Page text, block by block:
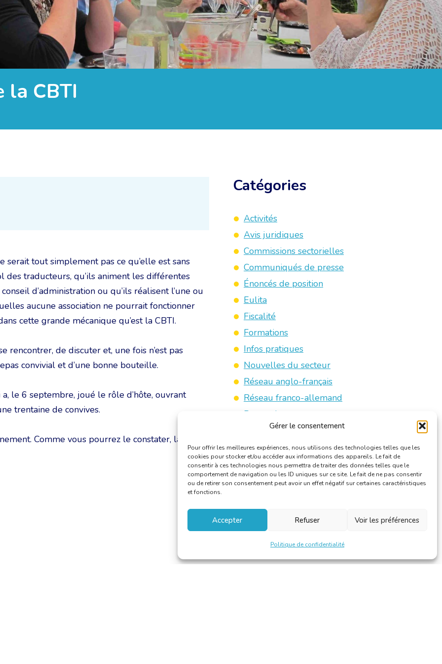
Gérer le consentement
Pour offrir les meilleures expériences, nous utilisons des technologies telles que les
cookies pour stocker et/ou accéder aux informations des appareils. Le fait de
consentir à ces technologies nous permettra de traiter des données telles que le
comportement de navigation ou les ID uniques sur ce site. Le fait de ne pas consentir
ou de retirer son consentement peut avoir un effet négatif sur certaines caractéristiques
et fonctions.
Accepter Refuser Voir les préférences
Politique de confidentialité
la CBTI
tout simplement pas ce qu’elle est sans
des traducteurs, qu’ils animent les différentes
d’administration ou qu’ils réalisent l’une ou
aucune association ne pourrait fonctionner
cette grande mécanique qu’est la CBTI.
rencontrer, de discuter et, une fois n’est pas
convivial et d’une bonne bouteille.
le 6 septembre, joué le rôle d’hôte, ouvrant
trentaine de convives.
Comme vous pourrez le constater, la
Catégories
Activités
Avis juridiques
Commissions sectorielles
Communiqués de presse
Énoncés de position
Eulita
Fiscalité
Formations
Infos pratiques
Nouvelles du secteur
Réseau anglo-français
Réseau franco-allemand
Revue de presse
Traducteurs/interprètes jurés
Vie de la CBTI